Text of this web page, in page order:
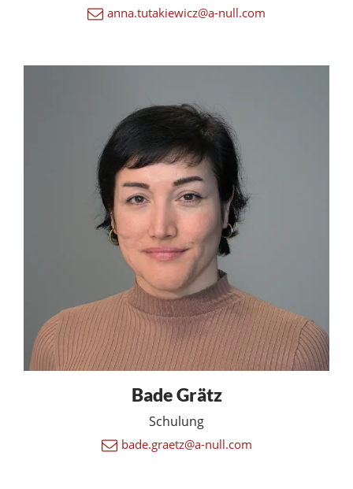
anna.tutakiewicz@a-null.com
Bade Grätz
Schulung
bade.graetz@a-null.com